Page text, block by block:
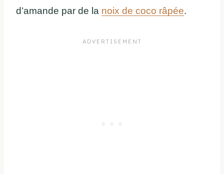
d’amande par de la noix de coco râpée.